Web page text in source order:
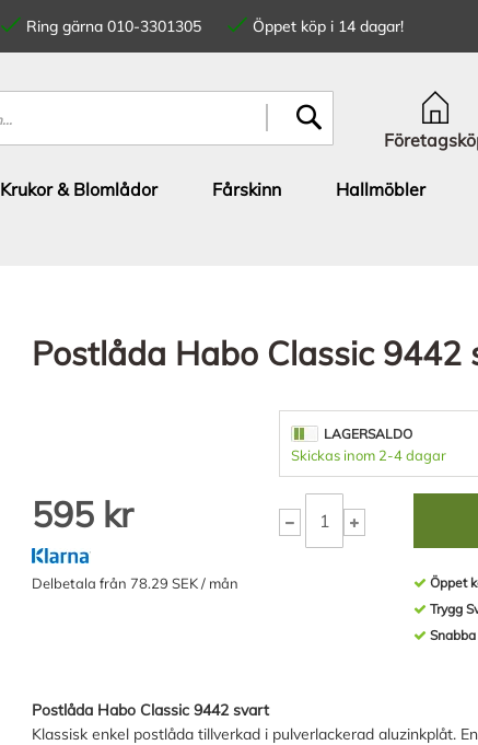
Ring gärna 010-3301305
Öppet köp i 14 dagar!
Krukor & Blomlådor Fårskinn Hallmöbler
Postlåda Habo Classic 9442
595 kr
Delbetala från 78.29 SEK / mån
LAGERSALDO
Skickas inom 2-4 dagar
Öppet
Trygg
Postlåda Habo Classic 9442 svart
Klassisk enkel postlåda tillverkad i pulverlackerad aluzinkplåt.